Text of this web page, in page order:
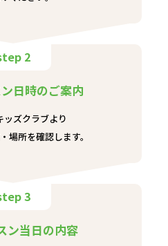
2
日時のご案内
ッズクラブより
場所を確認します。
3
ン当日の内容